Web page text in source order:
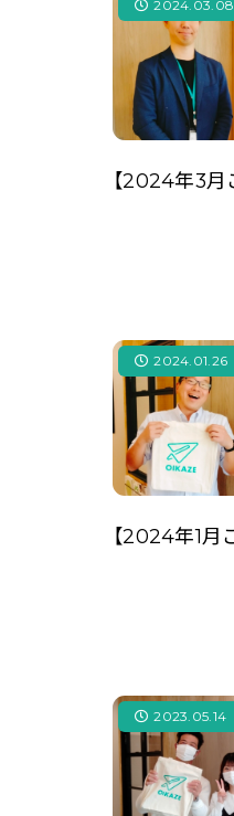
2024.03.08
2024.01.26
2023.05.14